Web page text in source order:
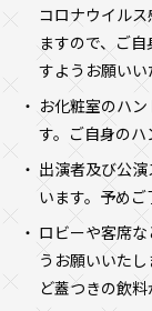
コロナウイル
ますので、ご
すようお願いい
お化粧室のハ
す。ご自身のハ
出演者及び公
います。予めご
ロビーや客席
うお願いいた
ど蓋つきの飲料